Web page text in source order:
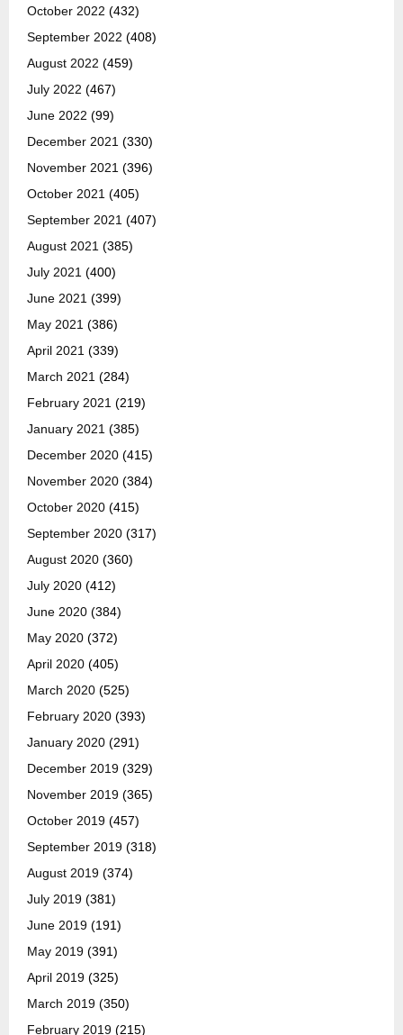
October 2022 (432)
September 2022 (408)
August 2022 (459)
July 2022 (467)
June 2022 (99)
December 2021 (330)
November 2021 (396)
October 2021 (405)
September 2021 (407)
August 2021 (385)
July 2021 (400)
June 2021 (399)
May 2021 (386)
April 2021 (339)
March 2021 (284)
February 2021 (219)
January 2021 (385)
December 2020 (415)
November 2020 (384)
October 2020 (415)
September 2020 (317)
August 2020 (360)
July 2020 (412)
June 2020 (384)
May 2020 (372)
April 2020 (405)
March 2020 (525)
February 2020 (393)
January 2020 (291)
December 2019 (329)
November 2019 (365)
October 2019 (457)
September 2019 (318)
August 2019 (374)
July 2019 (381)
June 2019 (191)
May 2019 (391)
April 2019 (325)
March 2019 (350)
February 2019 (215)